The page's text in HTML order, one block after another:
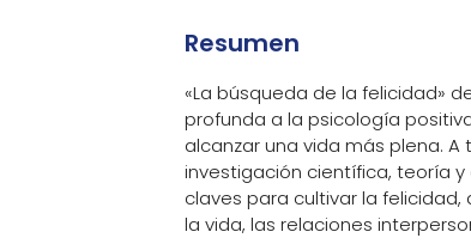
Resumen
«La búsqueda de la felicidad»
profunda a la psicología
alcanzar una vida más plena.
investigación científica, teoría
claves para cultivar la
la vida, las relaciones